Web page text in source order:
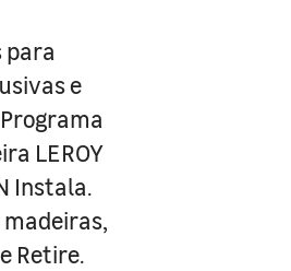
para
e
LEROY
Instala.
Retire.